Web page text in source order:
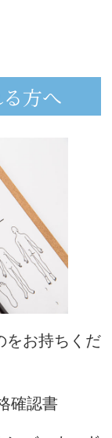
方へ
をお持ちくだ
確認書